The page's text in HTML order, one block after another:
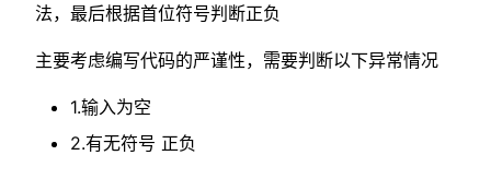
法，最后根据首位符号判断正负
主要考虑编写代码的严谨性，需要判断以下异常情况
1.输入为空
2.有无符号 正负